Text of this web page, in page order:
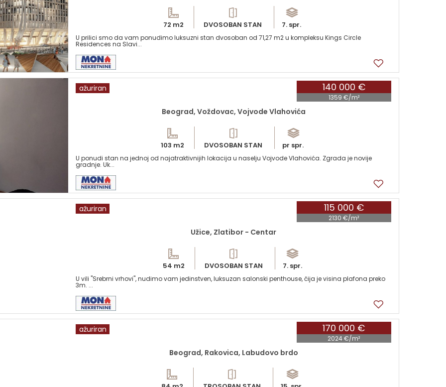
72 m2 DVOSOBAN STAN 7. spr.
U prilici smo da vam ponudimo luksuzni stan dvosoban od 71,27 m2 u kompleksu Kings Circle
Residences na Slavi...
140 000 €
1359 €/m²
ažuriran
Beograd, Voždovac, Vojvode Vlahovića
103 m2 DVOSOBAN STAN pr spr.
U ponudi stan na jednoj od najatraktivnijih lokacija u naselju Vojvode Vlahovića. Zgrada je novije
gradnje. Uk...
115 000 €
2130 €/m²
ažuriran
Užice, Zlatibor - Centar
54 m2 DVOSOBAN STAN 7. spr.
U vili "Srebrni vrhovi", nudimo vam jedinstven, luksuzan salonski penthouse, čija je visina plafona preko
3m. ...
170 000 €
2024 €/m²
ažuriran
Beograd, Rakovica, Labudovo brdo